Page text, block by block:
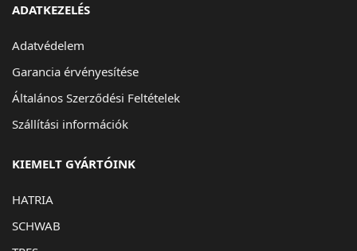
ADATKEZELÉS
Adatvédelem
Garancia érvényesítése
Általános Szerződési Feltételek
Szállítási információk
KIEMELT GYÁRTÓINK
HATRIA
SCHWAB